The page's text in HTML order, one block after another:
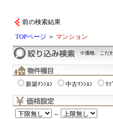
前の検索結果
TOPページ ＞ マンション
※価格、こだ
新築ﾏﾝｼｮﾝ 中古ﾏﾝｼｮﾝ ﾘｿ
～